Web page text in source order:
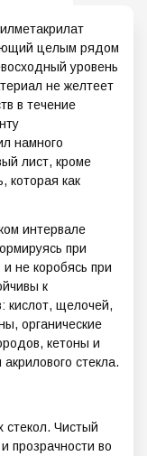
целым рядом
уровень
не желтеет
в течение
намного
лист, кроме
которая как
интервале
при
не коробясь при
к
кислот, щелочей,
органические
кетоны и
стекла.
стекол. Чистый
прозрачности во